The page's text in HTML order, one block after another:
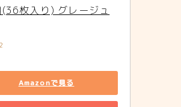
枚入り) グレージュ
Amazonで見る